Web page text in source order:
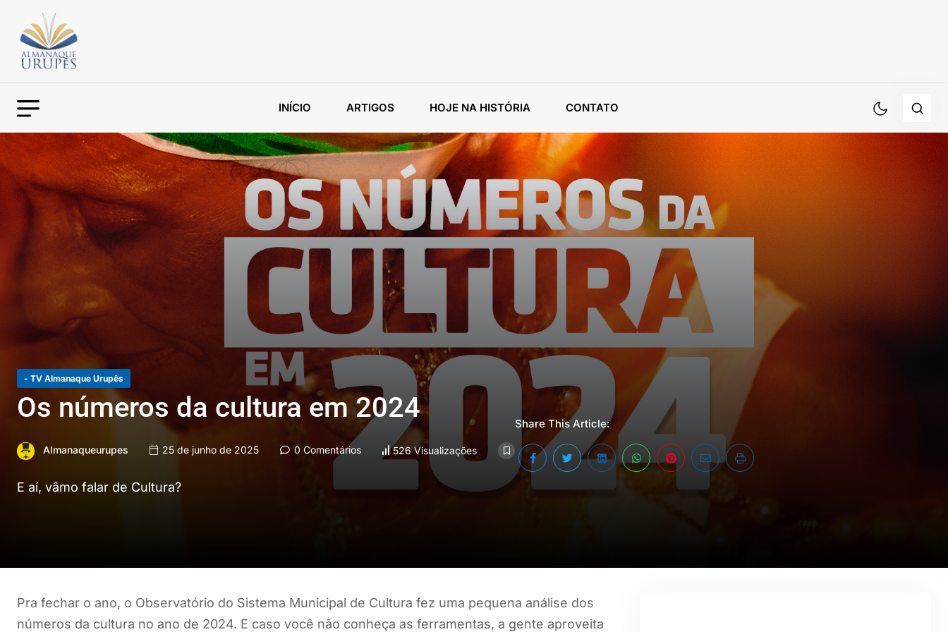
INÍCIO ARTIGOS HOJE NA HISTÓRIA CONTATO
- TV Almanaque Urupês
Os números da cultura em 2024
Almanaqueurupes 25 de junho de 2025 0 Comentários 526 Visualizações
E aí, vâmo falar de Cultura?
Share This Article:
Pra fechar o ano, o Observatório do Sistema Municipal de Cultura fez uma pequena análise dos
números da cultura no ano de 2024. E caso você não conheça as ferramentas, a gente aproveita